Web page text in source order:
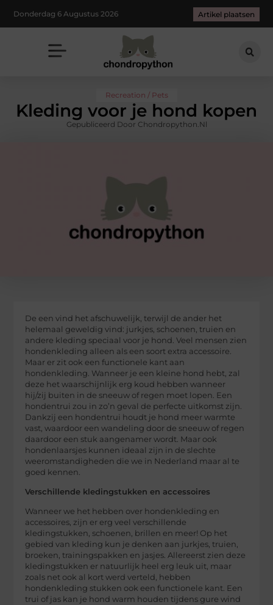
Donderdag 6 Augustus 2026 Artikel plaatsen
Recreation / Pets
Kleding voor je hond kopen
Gepubliceerd Door Chondropython.nl
De een vind het afschuwelijk, terwijl de ander het
helemaal geweldig vind: jurkjes, schoenen, truien en
andere kleding speciaal voor je hond. Veel mensen zien
hondenkleding alleen als een soort extra accessoire.
Maar er zit ook een functionele kant aan
hondenkleding. Wanneer je een kleine hond hebt, zal
deze het waarschijnlijk erg koud hebben wanneer
hij/zij buiten in de sneeuw of regen moet lopen. Een
hondentrui zou in zo’n geval de perfecte uitkomst zijn.
Dankzij een hondentrui houdt je hond meer warmte
vast, waardoor een wandeling door de sneeuw of regen
daardoor een stuk aangenamer wordt. Maar ook
hondenlaarsjes kunnen ideaal zijn in de slechte
weeromstandigheden die we in Nederland maar al te
goed kennen.
Verschillende kledingstukken en accessoires
Wanneer we het hebben over hondenkleding en
accessoires, zijn er erg veel verschillende
kledingstukken, schoenen, brillen en meer! Op het
gebied van kleding kun je denken aan jurkjes, truien,
broeken, trainingspakken en jasjes. Allereerst zien deze
kledingstukken er natuurlijk heel erg leuk uit, maar
zoals net ook al kort werd verteld, hebben
hondenkleding stukken ook een functionele kant. Een
trui of jas kan je hond warm houden tijdens gure wind